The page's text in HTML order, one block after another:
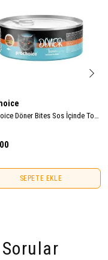
ProChoice Döner Bites Sos İçinde Ton Balıklı Yetişkin Kedi Konservesi 70gr
SEPETE EKLE